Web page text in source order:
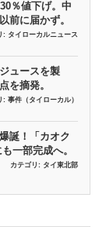
％値下げ。中
前に届かず。
: タイローカルニュース
ュースを製
を摘発。
: 事件（タイローカル）
誕！「カオク
一部完成へ。
カテゴリ: タイ東北部